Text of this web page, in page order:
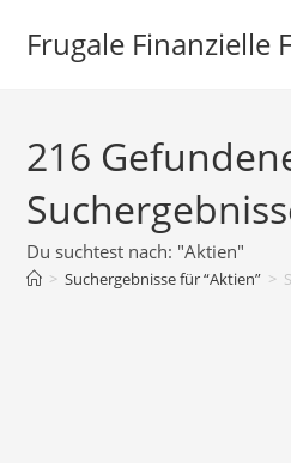
InhaltFrugale Finanzielle
216
Du suchtest nach: "Aktien"
> Suchergebnisse für“Aktien” >